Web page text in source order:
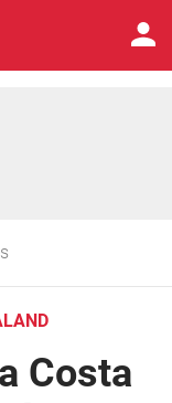
Costa